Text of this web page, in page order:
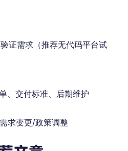
证需求（推荐无代码平台试
、交付标准、后期维护
求变更/政策调整